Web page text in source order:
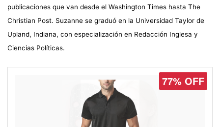
publicaciones que van desde el Washington Times hasta The
Christian Post. Suzanne se graduó en la Universidad Taylor de
Upland, Indiana, con especialización en Redacción Inglesa y
Ciencias Políticas.
77% OFF